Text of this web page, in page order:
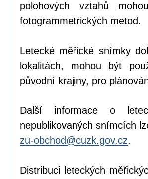
polohových vztahů
fotogrammetrických metod.
Letecké měřické snímky
lokalitách, mohou být
původní krajiny, pro
Další informace o
nepublikovaných snímcích
zu-obchod@cuzk.gov.cz.
Distribuci leteckých